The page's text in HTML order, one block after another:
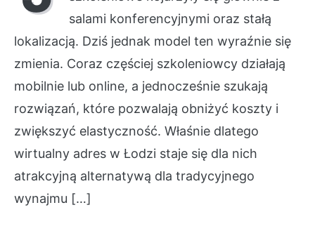
salami konferencyjnymi oraz stałą
lokalizacją. Dziś jednak model ten wyraźnie się
zmienia. Coraz częściej szkoleniowcy działają
mobilnie lub online, a jednocześnie szukają
rozwiązań, które pozwalają obniżyć koszty i
zwiększyć elastyczność. Właśnie dlatego
wirtualny adres w Łodzi staje się dla nich
atrakcyjną alternatywą dla tradycyjnego
wynajmu […]